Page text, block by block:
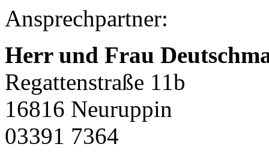
Ansprechpartner:
Herr und Frau
Regattenstraße 11b
16816 Neuruppin
03391 7364